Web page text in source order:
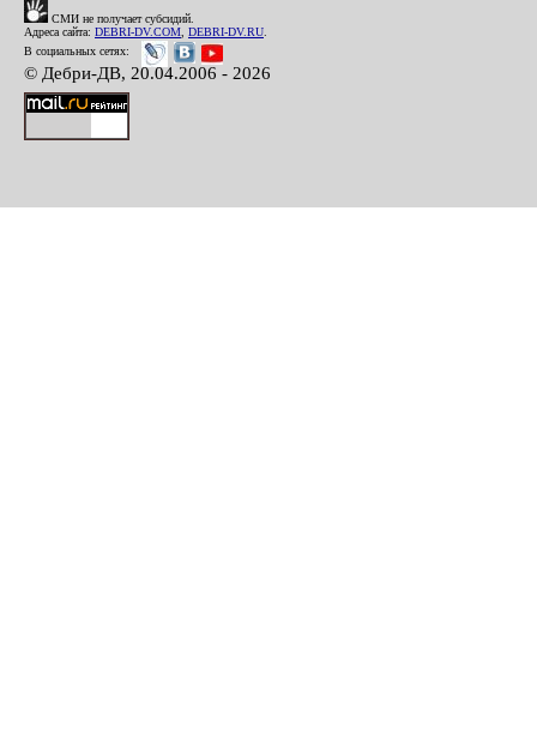
СМИ не получает субсидий.
Адреса сайта: DEBRI-DV.COM DEBRI-DV.RU
В социальных сетях:
© Дебри-ДВ, 20.04.2006 - 2026